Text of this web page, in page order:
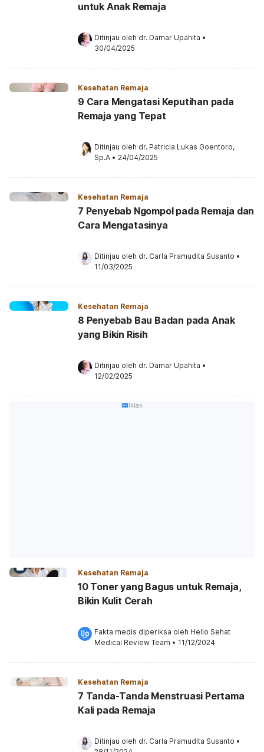
untuk Anak Remaja
Ditinjau oleh dr. Damar Upahita •
30/04/2025
Kesehatan Remaja
9 Cara Mengatasi Keputihan pada
Remaja yang Tepat
Ditinjau oleh dr. Patricia Lukas Goentoro,
Sp.A • 24/04/2025
Kesehatan Remaja
7 Penyebab Ngompol pada Remaja dan
Cara Mengatasinya
Ditinjau oleh dr. Carla Pramudita Susanto •
11/03/2025
Kesehatan Remaja
8 Penyebab Bau Badan pada Anak
yang Bikin Risih
Ditinjau oleh dr. Damar Upahita •
12/02/2025
Iklan
Kesehatan Remaja
10 Toner yang Bagus untuk Remaja,
Bikin Kulit Cerah
Fakta medis diperiksa oleh Hello Sehat
Medical Review Team • 11/12/2024
Kesehatan Remaja
7 Tanda-Tanda Menstruasi Pertama
Kali pada Remaja
Ditinjau oleh dr. Carla Pramudita Susanto •